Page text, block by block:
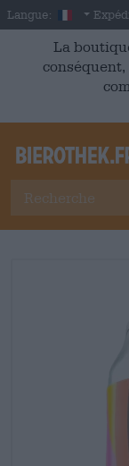
Skip to main content
Langue: French
La
conséquent,